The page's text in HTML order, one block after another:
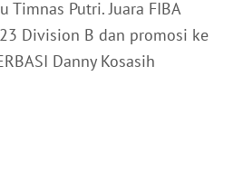
Timnas Putri. Juara FIBA
Division B dan promosi ke
Danny Kosasih